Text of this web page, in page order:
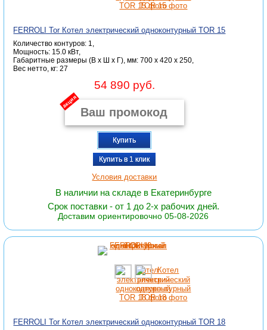
FERROLI Tor Котел электрический одноконтурный TOR 15
Количество контуров: 1,
Мощность: 15.0 кВт,
Габаритные размеры (В x Ш x Г), мм: 700 x 420 x 250,
Вес нетто, кг: 27
54 890 руб.
акция
Купить
Купить в 1 клик
Условия доставки
В наличии на складе в Екатеринбурге
Срок поставки - от 1 до 2-х рабочих дней.
Доставим ориентировочно 05-08-2026
FERROLI Tor Котел электрический одноконтурный TOR 18